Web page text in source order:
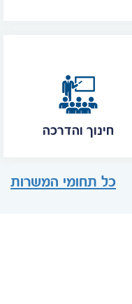
חינוך והדרכה
כל תחומי המשרות